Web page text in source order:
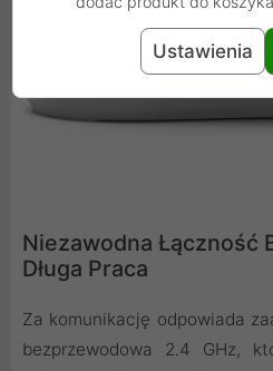
Niezawodna Łączność
Długa Praca
Za komunikację odpowiada
bezprzewodowa 2.4 GHz,
Ustawienia